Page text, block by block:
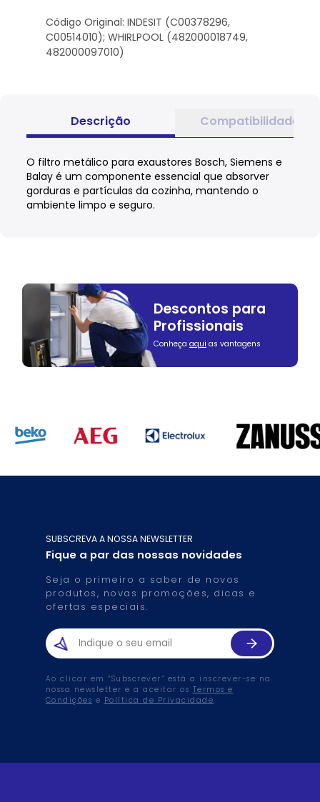
Código Original: INDESIT (C00378296,
C00514010); WHIRLPOOL (482000018749,
482000097010)
Descrição Compatibilidade
O filtro metálico para exaustores Bosch, Siemens e
Balay é um componente essencial que absorver
gorduras e partículas da cozinha, mantendo o
ambiente limpo e seguro.
Descontos para
Profissionais
Conheça aqui as vantagens
SUBSCREVA A NOSSA NEWSLETTER
Fique a par das nossas novidades
Seja o primeiro a saber de novos
produtos, novas promoções, dicas e
ofertas especiais.
Ao clicar em “Subscrever” está a inscrever-se na
nossa newsletter e a aceitar os Termos e
Condições e Política de Privacidade.